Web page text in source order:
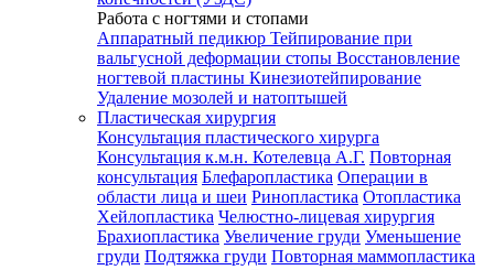
Работа с ногтями и стопами
Аппаратный педикюр Тейпирование при
вальгусной деформации стопы Восстановление
ногтевой пластины Кинезиотейпирование
Удаление мозолей и натоптышей
Пластическая хирургия
Консультация пластического хирурга
Консультация к.м.н. Котелевца А.Г. Повторная
консультация Блефаропластика Операции в
области лица и шеи Ринопластика Отопластика
Хейлопластика Челюстно-лицевая хирургия
Брахиопластика Увеличение груди Уменьшение
груди Подтяжка груди Повторная маммопластика